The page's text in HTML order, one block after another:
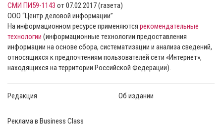
СМИ ПИ59-1143 от 07.02.2017 (газета)
ООО “Центр деловой информации”
На информационном ресурсе применяются рекомендательные
технологии (информационные технологии предоставления
информации на основе сбора, систематизации и анализа сведений,
относящихся к предпочтениям пользователей сети «Интернет»,
находящихся на территории Российской Федерации).
Редакция Об издании
Реклама в Business Class